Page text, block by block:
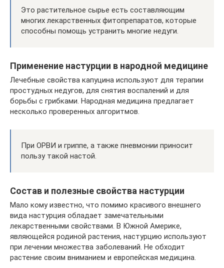
Это растительное сырье есть составляющим
многих лекарственных фитопрепаратов, которые
способны помощь устранить многие недуги.
Применение настурции в народной медицине
Лечебные свойства капуцина используют для терапии
простудных недугов, для снятия воспалений и для
борьбы с грибками. Народная медицина предлагает
несколько проверенных алгоритмов.
При ОРВИ и гриппе, а также пневмонии приносит
пользу такой настой.
Состав и полезные свойства настурции
Мало кому известно, что помимо красивого внешнего
вида настурция обладает замечательными
лекарственными свойствами. В Южной Америке,
являющейся родиной растения, настурцию используют
при лечении множества заболеваний. Не обходит
растение своим вниманием и европейская медицина.